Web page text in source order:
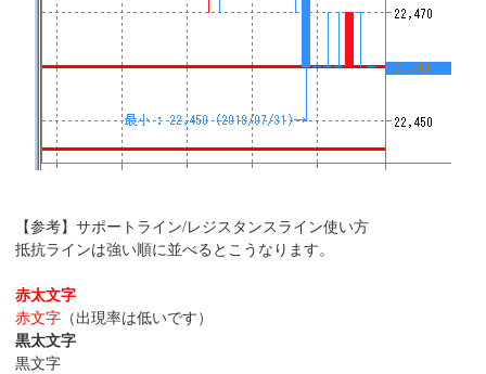
【参考】サポートライン/レジスタンスライン使い方
抵抗ラインは強い順に並べるとこうなります。
赤太文字
赤文字 （出現率は低いです）
黒太文字
黒文字